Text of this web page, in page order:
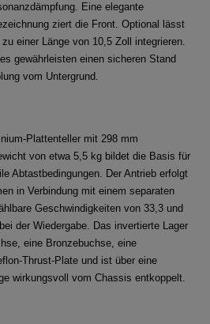
Eine elegante
ziert die Front. Optional lässt
einer Länge von 10,5 Zoll integrieren.
gewährleisten einen sicheren Stand
vom Untergrund.
Plattenteller mit 298 mm
von etwa 5,5 kg bildet die Basis für
Abtastbedingungen. Der Antrieb erfolgt
in Verbindung mit einem separaten
Geschwindigkeiten von 33,3 und
der Wiedergabe. Das invertierte Lager
eine Bronzebuchse, eine
Thrust-Plate und ist über eine
wirkungsvoll vom Chassis entkoppelt.